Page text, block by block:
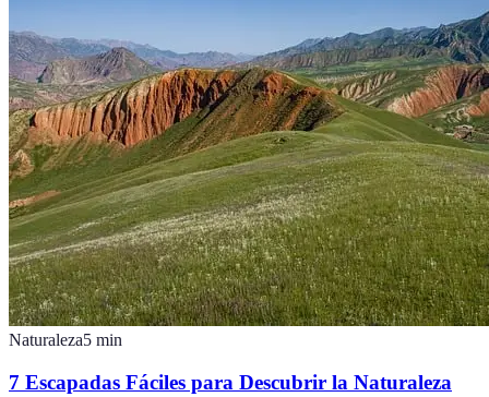
Naturaleza5 min
7 Escapadas Fáciles para Descubrir la Naturaleza